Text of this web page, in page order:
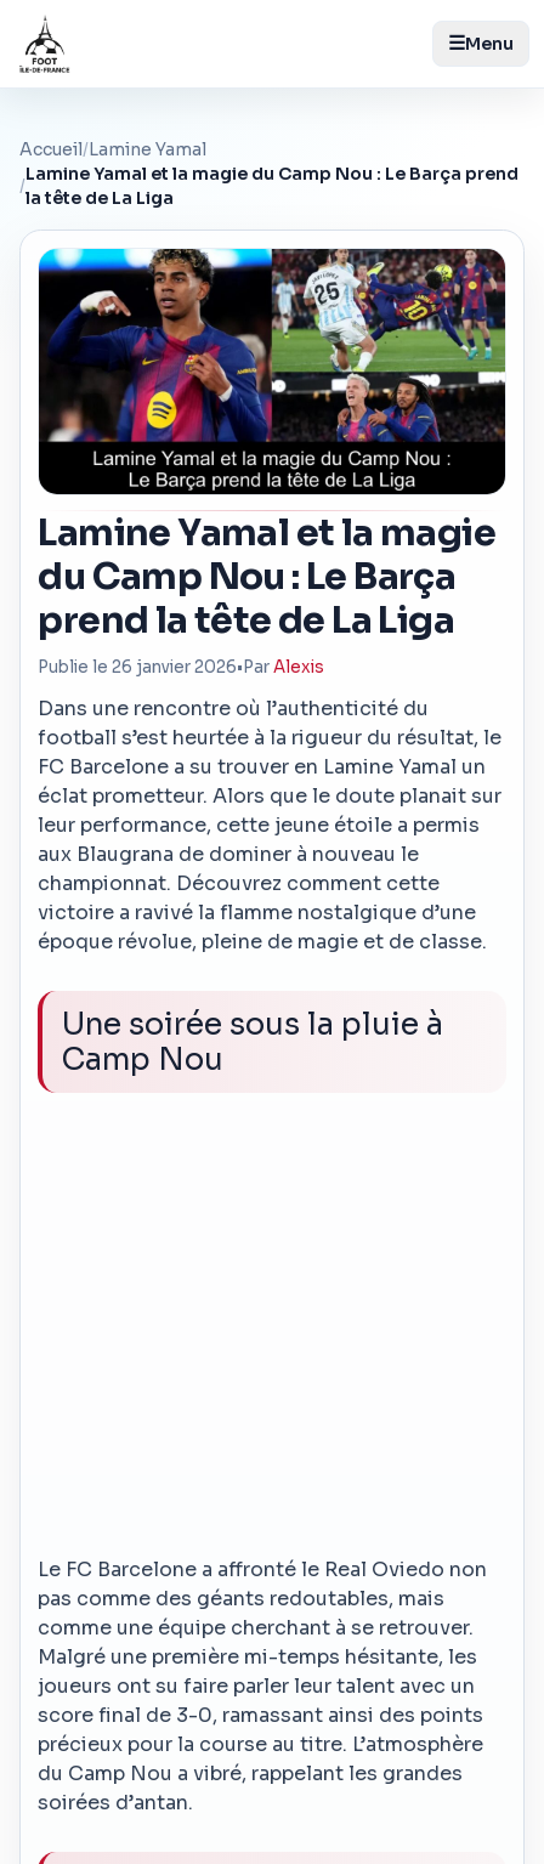
☰Menu
Accueil/Lamine Yamal
/
Lamine Yamal et la magie du Camp Nou : Le Barça prend
la tête de La Liga
Lamine Yamal et la magie
du Camp Nou : Le Barça
prend la tête de La Liga
Publie le 26 janvier 2026• ParAlexis
Dans une rencontre où l’authenticité du
football s’est heurtée à la rigueur du résultat, le
FC Barcelone a su trouver en Lamine Yamal un
éclat prometteur. Alors que le doute planait sur
leur performance, cette jeune étoile a permis
aux Blaugrana de dominer à nouveau le
championnat. Découvrez comment cette
victoire a ravivé la flamme nostalgique d’une
époque révolue, pleine de magie et de classe.
Une soirée sous la pluie à
Camp Nou
Le FC Barcelone a affronté le Real Oviedo non
pas comme des géants redoutables, mais
comme une équipe cherchant à se retrouver.
Malgré une première mi-temps hésitante, les
joueurs ont su faire parler leur talent avec un
score final de 3-0, ramassant ainsi des points
précieux pour la course au titre. L’atmosphère
du Camp Nou a vibré, rappelant les grandes
soirées d’antan.